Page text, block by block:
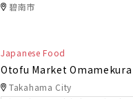
碧南市
Japanese Food
Otofu Market Omamekura
Takahama City